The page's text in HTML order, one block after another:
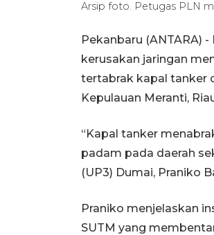
Arsip foto. Petugas PLN
Pekanbaru (ANTARA)
kerusakan jaringan
tertabrak kapal tanker
Kepulauan Meranti,
“Kapal tanker
padam pada daerah
(UP3) Dumai, Praniko
Praniko menjelaskan
SUTM yang